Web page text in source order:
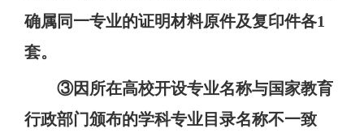
确属同一专业的证明材料原件及复印件各1
套。
③因所在高校开设专业名称与国家教育
行政部门颁布的学科专业目录名称不一致